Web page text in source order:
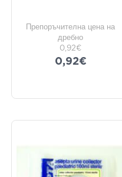
Препоръчителна цена на
дребно
0,92€
0,92€